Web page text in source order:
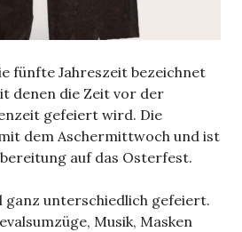
fünfte Jahreszeit bezeichnet
denen die Zeit vor der
gefeiert wird. Die
dem Aschermittwoch und ist
auf das Osterfest.
ganz unterschiedlich gefeiert.
Musik, Masken